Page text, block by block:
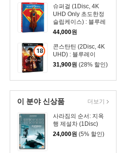
슈퍼걸 (1Disc, 4K
UHD Only 초도한정
슬립케이스) : 블루레
이
44,000원
18
세
이
상
상
품
콘스탄틴 (2Disc, 4K
UHD) : 블루레이
31,900원 (28% 할인)
이 분야 신상품
사라짐의 순서: 지옥
행 제설차 (1Disc)
24,000원 (5% 할인)
더보기